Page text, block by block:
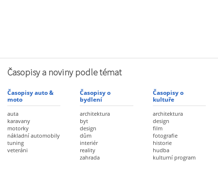
Časopisy a noviny podle témat
Časopisy auto &
moto
auta
karavany
motorky
nákladní automobily
tuning
veteráni
Časopisy o
bydlení
architektura
byt
design
dům
interiér
reality
zahrada
Časopisy o
kultuře
architektura
design
film
fotografie
historie
hudba
kulturní program